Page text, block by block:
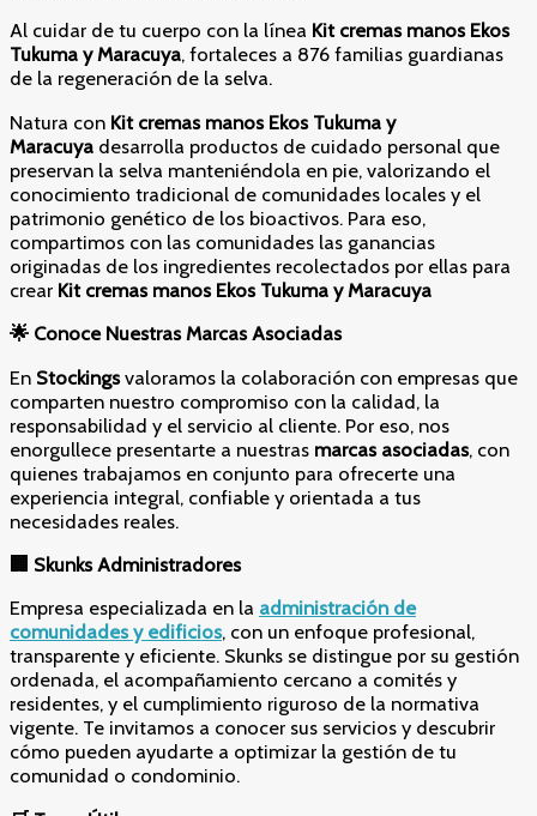
Al cuidar de tu cuerpo con la línea Kit cremas manos Ekos
Tukuma y Maracuya, fortaleces a 876 familias guardianas
de la regeneración de la selva.
Natura con Kit cremas manos Ekos Tukuma y
Maracuya desarrolla productos de cuidado personal que
preservan la selva manteniéndola en pie, valorizando el
conocimiento tradicional de comunidades locales y el
patrimonio genético de los bioactivos. Para eso,
compartimos con las comunidades las ganancias
originadas de los ingredientes recolectados por ellas para
crear Kit cremas manos Ekos Tukuma y Maracuya
🌟 Conoce Nuestras Marcas Asociadas
En Stockingsvaloramos la colaboración con empresas que
comparten nuestro compromiso con la calidad, la
responsabilidad y el servicio al cliente. Por eso, nos
enorgullece presentarte a nuestras marcas asociadas, con
quienes trabajamos en conjunto para ofrecerte una
experiencia integral, confiable y orientada a tus
necesidades reales.
Skunks Administradores
Empresa especializada en la administración de
comunidades y edificios, con un enfoque profesional,
transparente y eficiente. Skunks se distingue por su gestión
ordenada, el acompañamiento cercano a comités y
residentes, y el cumplimiento riguroso de la normativa
vigente. Te invitamos a conocer sus servicios y descubrir
cómo pueden ayudarte a optimizar la gestión de tu
comunidad o condominio.